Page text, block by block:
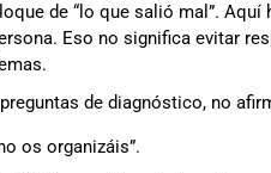
de “lo que salió mal”. Aquí
Eso no significa evitar
de diagnóstico, no
os organizáis”.